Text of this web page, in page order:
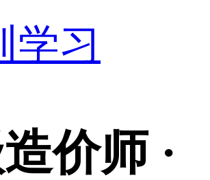
学习
价师 ·